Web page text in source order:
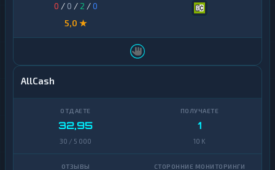
0 / 0 / 2 /0
5,0 ★
AllCash
32,95
30 / 5 000
1
10 K